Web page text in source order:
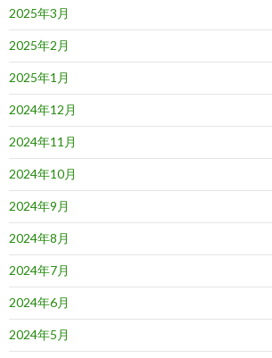
2025年3月
2025年2月
2025年1月
2024年12月
2024年11月
2024年10月
2024年9月
2024年8月
2024年7月
2024年6月
2024年5月